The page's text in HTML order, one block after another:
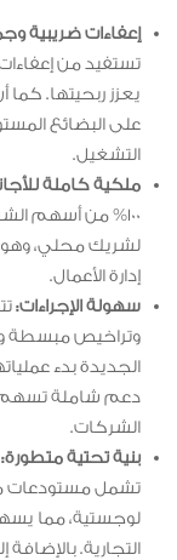
إعفاءات ضريبية
تستفيد من إعفاءات
يعزز ربحيتها.
على البضائع
التشغيل.
ملكية كاملة
100% من أسهم
لشريك محلي، وهو
إدارة الأعمال.
سهولة الإجراءات:
وتراخيص مبسطة
الجديدة بدء
دعم شاملة
الشركات.
بنية تحتية متطورة:
تشمل مستودعات
لوجستية، مما
التجارية. بالإضافة